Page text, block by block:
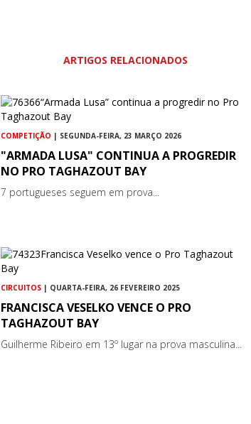
ARTIGOS RELACIONADOS
COMPETIÇÃO | SEGUNDA-FEIRA, 23 MARÇO 2026
"ARMADA LUSA" CONTINUA A PROGREDIR
NO PRO TAGHAZOUT BAY
7 portugueses seguem em prova...
CIRCUITOS | QUARTA-FEIRA, 26 FEVEREIRO 2025
FRANCISCA VESELKO VENCE O PRO
TAGHAZOUT BAY
Guilherme Ribeiro em 13º lugar na prova masculina...